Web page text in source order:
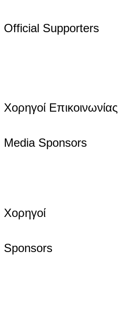
Official Supporters
Χορηγοί Επικοινωνίας
Media Sponsors
Χορηγοί
Sponsors